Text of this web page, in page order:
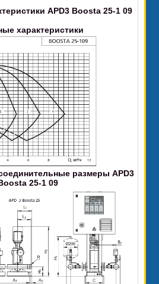
APD3 Boosta 25-1 09
характеристики
размеры APD3
25-1 09